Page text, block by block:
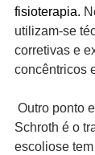
fisioterapia.
utilizam-se
corretivas e
concêntricos
Outro ponto
Schroth é o
escoliose